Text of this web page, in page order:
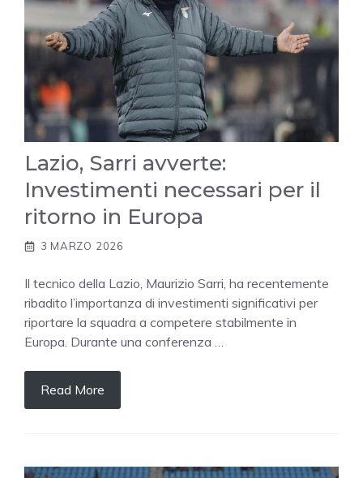
Lazio, Sarri avverte:
Investimenti necessari per il
ritorno in Europa
3 MARZO 2026
Il tecnico della Lazio, Maurizio Sarri, ha recentemente
ribadito l’importanza di investimenti significativi per
riportare la squadra a competere stabilmente in
Europa. Durante una conferenza …
Read More